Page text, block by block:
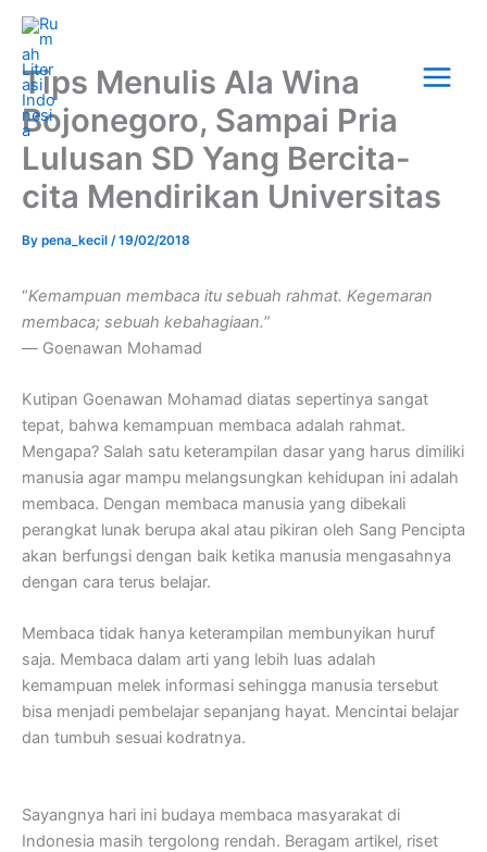
Skip
content
Menu
Tips Menulis Ala Wina
Bojonegoro, Sampai Pria
Lulusan SD Yang Bercita-
cita Mendirikan Universitas
By pena_kecil /19/02/2018
“Kemampuan membaca itu sebuah rahmat. Kegemaran
membaca; sebuah kebahagiaan.”
― Goenawan Mohamad
Kutipan Goenawan Mohamad diatas sepertinya sangat
tepat, bahwa kemampuan membaca adalah rahmat.
Mengapa? Salah satu keterampilan dasar yang harus dimiliki
manusia agar mampu melangsungkan kehidupan ini adalah
membaca. Dengan membaca manusia yang dibekali
perangkat lunak berupa akal atau pikiran oleh Sang Pencipta
akan berfungsi dengan baik ketika manusia mengasahnya
dengan cara terus belajar.
Membaca tidak hanya keterampilan membunyikan huruf
saja. Membaca dalam arti yang lebih luas adalah
kemampuan melek informasi sehingga manusia tersebut
bisa menjadi pembelajar sepanjang hayat. Mencintai belajar
dan tumbuh sesuai kodratnya.
Sayangnya hari ini budaya membaca masyarakat di
Indonesia masih tergolong rendah. Beragam artikel, riset